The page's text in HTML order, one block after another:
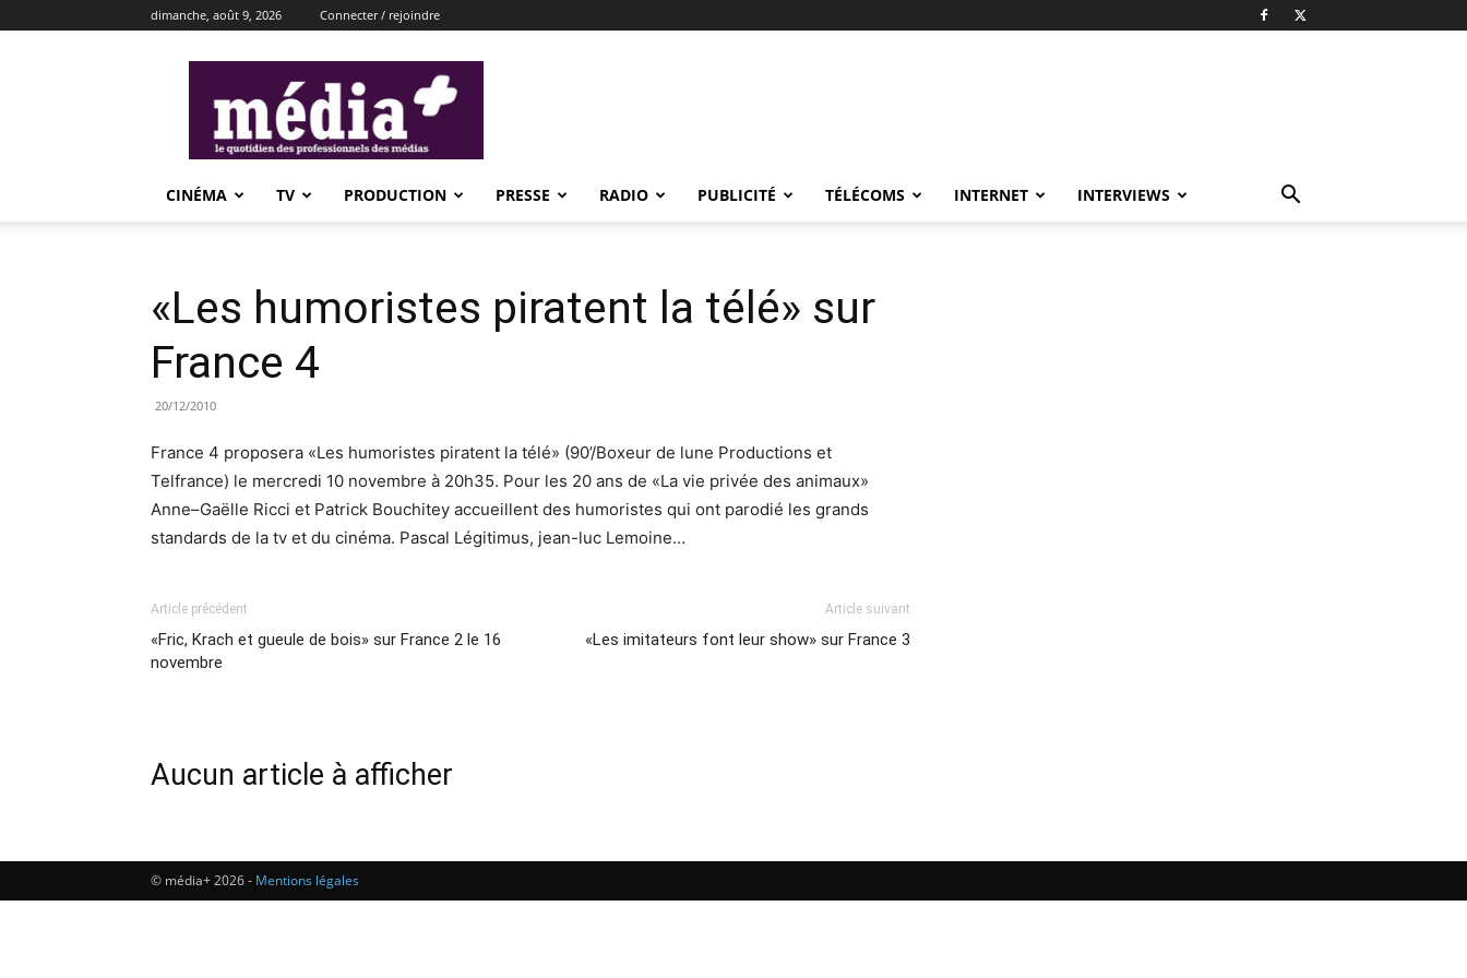
dimanche, août 9, 2026 Connecter / rejoindre
CINÉMA TV PRODUCTION PRESSE RADIO PUBLICITÉ TÉLÉCOMS INTERNET INTERVIEWS
«Les humoristes piratent la télé» sur
France 4
20/12/2010
France 4 proposera «Les humoristes piratent la télé» (90’/Boxeur de lune Productions et
Telfrance) le mercredi 10 novembre à 20h35. Pour les 20 ans de «La vie privée des animaux»
Anne–Gaëlle Ricci et Patrick Bouchitey accueillent des humoristes qui ont parodié les grands
standards de la tv et du cinéma. Pascal Légitimus, jean-luc Lemoine…
Article précédent
«Fric, Krach et gueule de bois» sur France 2 le 16
novembre
Article suivant
«Les imitateurs font leur show» sur France 3
Aucun article à afficher
© média+ 2026 - Mentions légales